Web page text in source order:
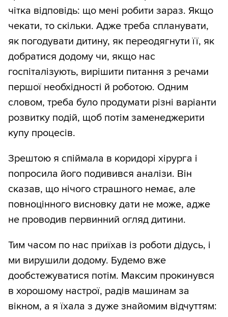
чітка відповідь: що мені робити зараз. Якщо
чекати, то скільки. Адже треба спланувати,
як погодувати дитину, як переодягнути її, як
добратися додому чи, якщо нас
госпіталізують, вирішити питання з речами
першої необхідності й роботою. Одним
словом, треба було продумати різні варіанти
розвитку подій, щоб потім заменеджерити
купу процесів.
Зрештою я спіймала в коридорі хірурга і
попросила його подивився аналізи. Він
сказав, що нічого страшного немає, але
повноцінного висновку дати не може, адже
не проводив первинний огляд дитини.
Тим часом по нас приїхав із роботи дідусь, і
ми вирушили додому. Будемо вже
дообстежуватися потім. Максим прокинувся
в хорошому настрої, радів машинам за
вікном, а я їхала з дуже знайомим відчуттям: